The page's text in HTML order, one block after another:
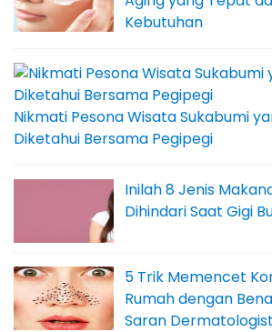
Kebutuhan
Nikmati Pesona Wisata Sukabumi
Diketahui Bersama Pegipegi
Inilah 8 Jenis
Dihindari Saat Gigi
5 Trik Memencet
Rumah dengan
Saran Dermatologist